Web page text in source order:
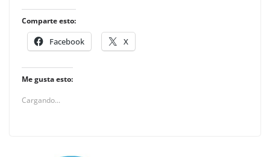
Comparte esto:
Facebook X
Me gusta esto:
Cargando...